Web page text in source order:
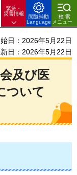
緊急・
災害情報
閲覧補助
Language
検索
メニュー
日：2026年5月22日
日：2026年5月22日
及び医
ついて